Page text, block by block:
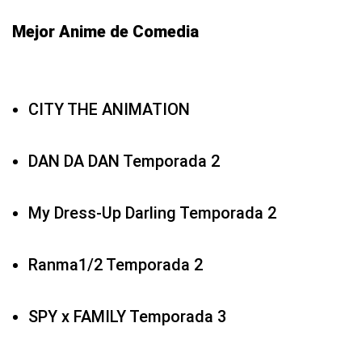
Mejor Anime de Comedia
CITY THE ANIMATION
DAN DA DAN Temporada 2
My Dress-Up Darling Temporada 2
Ranma1/2 Temporada 2
SPY x FAMILY Temporada 3